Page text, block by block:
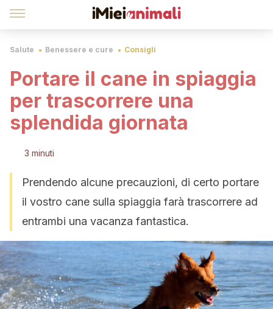
Salute Benessere e cure Consigli
Portare il cane in spiaggia
per trascorrere una
splendida giornata
3 minuti
Prendendo alcune precauzioni, di certo portare
il vostro cane sulla spiaggia farà trascorrere ad
entrambi una vacanza fantastica.